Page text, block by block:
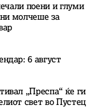
поени и глуми
молчеше за
6 август
„Преспа“ ќе ги
свет во Пустец